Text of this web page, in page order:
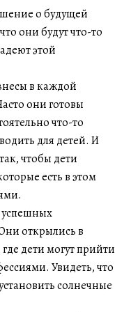
о будущей
они будут что-то
этой
в каждой
они готовы
что-то
для детей. И
чтобы дети
есть в этом
успешных
открылись в
дети могут прийти
Увидеть, что
солнечные